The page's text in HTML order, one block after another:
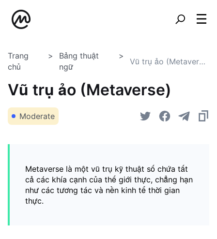
Trang
chủ
Bảng thuật
ngữ
Vũ trụ ảo (Metaverse)
Vũ trụ ảo (Metaverse)
Moderate
Metaverse là một vũ trụ kỹ thuật số chứa tất
cả các khía cạnh của thế giới thực, chẳng hạn
như các tương tác và nền kinh tế thời gian
thực.